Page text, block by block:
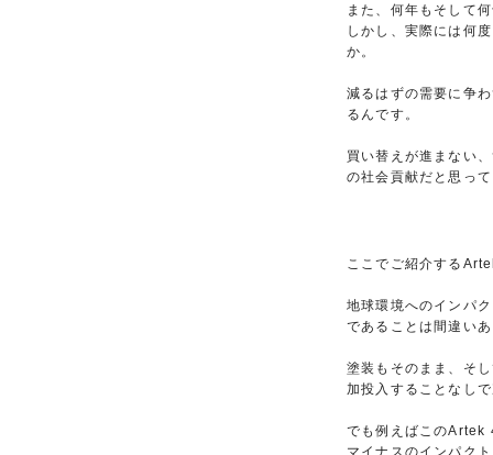
また、何年もそして
しかし、実際には何
か。
減るはずの需要に争
るんです。
買い替えが進まない
の社会貢献だと思っ
ここでご紹介する
地球環境へのインパ
であることは間違い
塗装もそのまま、そ
加投入することなし
でも例えばこのArtek
マイナスのインパク